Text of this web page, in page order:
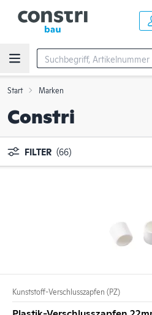
Start Marken
Constri
FILTER (66)
Kunststoff-Verschlusszapfen (PZ)